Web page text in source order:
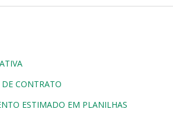
CONTRATO
ESTIMADO EM PLANILHAS